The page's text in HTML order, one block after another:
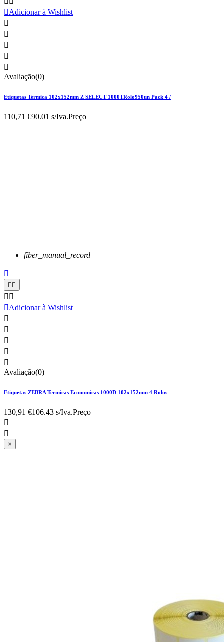
Adicionar à Wishlist





Avaliação(0)
Etiquetas Termica 102x152mm Z SELECT 1000TRolo950un Pack 4 /
110,71 €90.01 s/Iva.Preço
fiber_manual_record

 
 
Adicionar à Wishlist





Avaliação(0)
Etiquetas ZEBRA Termicas Economicas 1000D 102x152mm 4 Rolos
130,91 €106.43 s/Iva.Preço


×